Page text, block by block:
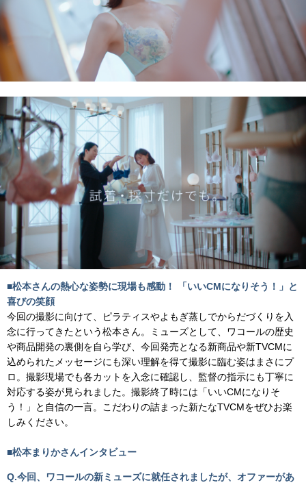
■松本さんの熱心な姿勢に現場も感動！ 「いいCMになりそう！」と
喜びの笑顔
今回の撮影に向けて、ピラティスやよもぎ蒸しでからだづくりを入
念に行ってきたという松本さん。ミューズとして、ワコールの歴史
や商品開発の裏側を自ら学び、今回発売となる新商品や新TVCMに
込められたメッセージにも深い理解を得て撮影に臨む姿はまさにプ
ロ。撮影現場でも各カットを入念に確認し、監督の指示にも丁寧に
対応する姿が見られました。撮影終了時には「いいCMになりそ
う！」と自信の一言。こだわりの詰まった新たなTVCMをぜひお楽
しみください。
■松本まりかさんインタビュー
Q.今回、ワコールの新ミューズに就任されましたが、オファーがあ